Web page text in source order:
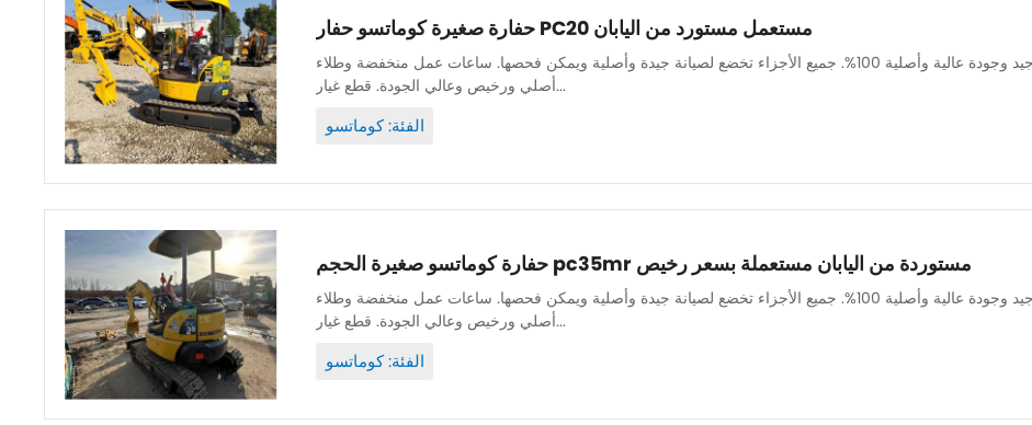
حفارة صغيرة كوماتسو حفار PC20 مستعمل مستورد من اليابان
لدينا فريق ميكانيكي قوي لضمان صيانة جميع الآلات بشكل جيد وجودة عالية وأصلية 100%. جميع الأجزاء تخضع لصيانة جيدة وأصلية ويمكن فحصها. ساعات عمل منخفضة وطلاء
أصلي ورخيص وعالي الجودة. قطع غيار...
الفئة: كوماتسو
حفارة كوماتسو صغيرة الحجم pc35mr مستوردة من اليابان مستعملة بسعر رخيص
لدينا فريق ميكانيكي قوي لضمان صيانة جميع الآلات بشكل جيد وجودة عالية وأصلية 100%. جميع الأجزاء تخضع لصيانة جيدة وأصلية ويمكن فحصها. ساعات عمل منخفضة وطلاء
أصلي ورخيص وعالي الجودة. قطع غيار...
الفئة: كوماتسو